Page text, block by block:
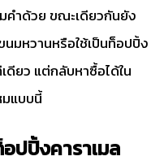
คำด้วย ขณะเดียวกันยัง
นมหวานหรือใช้เป็นท็อปปิ้ง
ดียว แต่กลับหาซื้อได้ใน
แบบนี้
ปปิ้งคาราเมล